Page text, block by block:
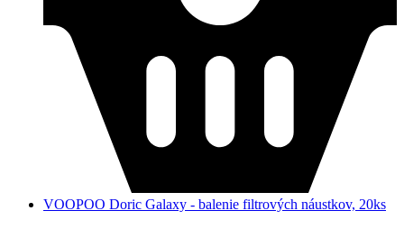
VOOPOO Doric Galaxy - balenie filtrových náustkov, 20ks